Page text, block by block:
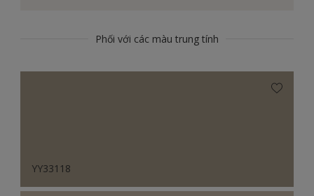
Phối với các màu trung tính
YY33118